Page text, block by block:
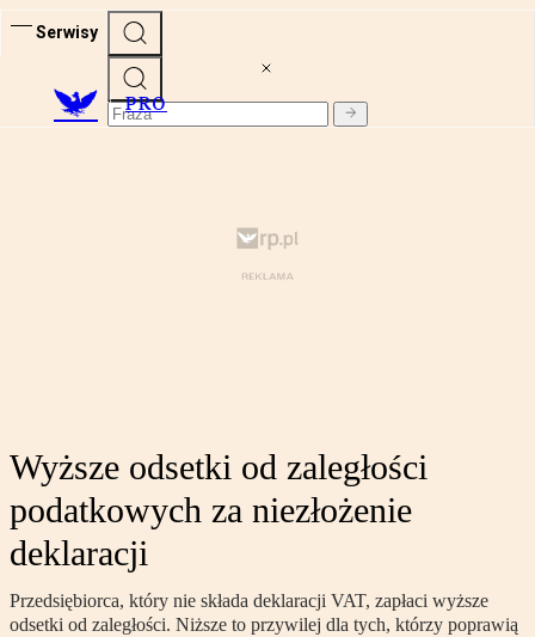
Serwisy
PRO
Wyższe odsetki od zaległości
podatkowych za niezłożenie
deklaracji
Przedsiębiorca, który nie składa deklaracji VAT, zapłaci wyższe
odsetki od zaległości. Niższe to przywilej dla tych, którzy poprawią